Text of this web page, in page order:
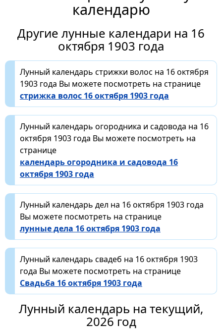
календарю
Другие лунные календари на 16
октября 1903 года
Лунный календарь стрижки волос на 16 октября
1903 года Вы можете посмотреть на странице
стрижка волос 16 октября 1903 года
Лунный календарь огородника и садовода на 16
октября 1903 года Вы можете посмотреть на
странице
календарь огородника и садовода 16
октября 1903 года
Лунный календарь дел на 16 октября 1903 года
Вы можете посмотреть на странице
лунные дела 16 октября 1903 года
Лунный календарь свадеб на 16 октября 1903
года Вы можете посмотреть на странице
Свадьба 16 октября 1903 года
Лунный календарь на текущий,
2026 год